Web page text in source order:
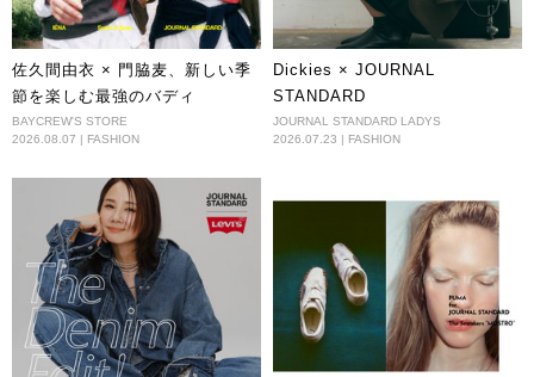
佐久間由衣 × 門脇麦、新しい季
節を楽しむ最強のバディ
BAYCREW'S STORE
2026.08.07 | FASHION
Dickies × JOURNAL
STANDARD
JOURNAL STANDARD LADYS
2026.07.23 | FASHION